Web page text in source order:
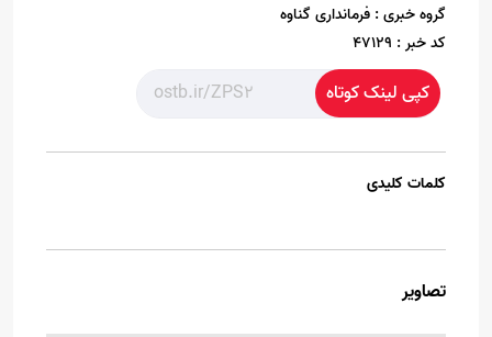
گروه خبری : فرمانداری گناوه
کد خبر : 47129
کپی لینک کوتاه
کلمات کلیدی
تصاویر